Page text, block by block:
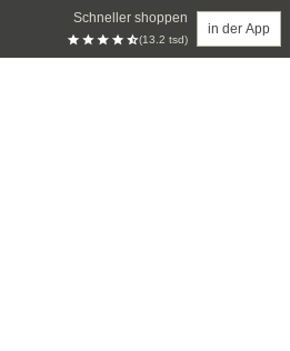
Schneller shoppen
(13.2 tsd)
in der App